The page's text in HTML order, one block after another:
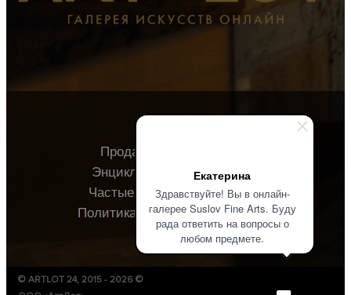
Екатерина
Здравствуйте! Вы в онлайн-
галерее Suslov Fine Arts. Буду
рада ответить на вопросы о
любом предмете.
Продавцу
Энциклопедия
О галерее
Частые вопросы
Контакты
Политика конфиденциальности
© ARTLOT 24, 2015 - 2026 ©